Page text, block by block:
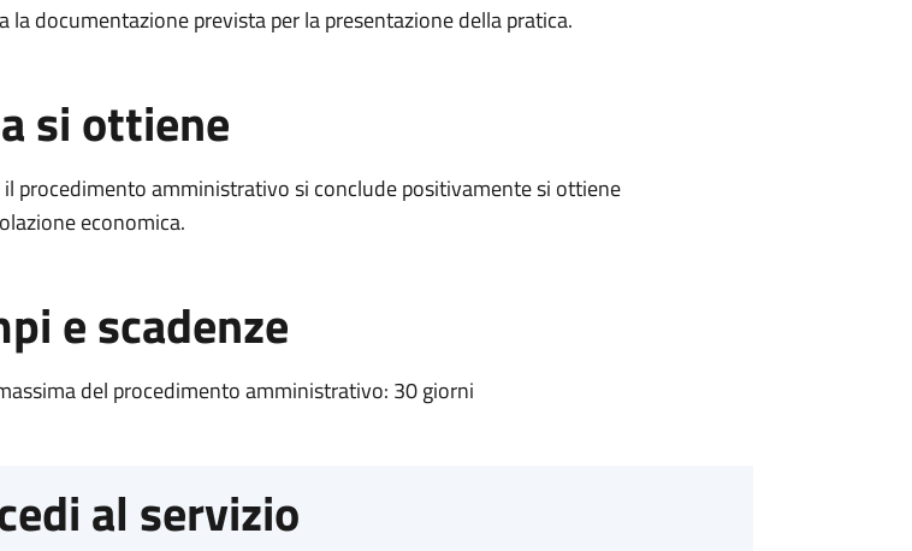
la documentazione prevista per la presentazione della pratica.
si ottiene
il procedimento amministrativo si conclude positivamente si ottiene
economica.
e scadenze
del procedimento amministrativo: 30 giorni
al servizio